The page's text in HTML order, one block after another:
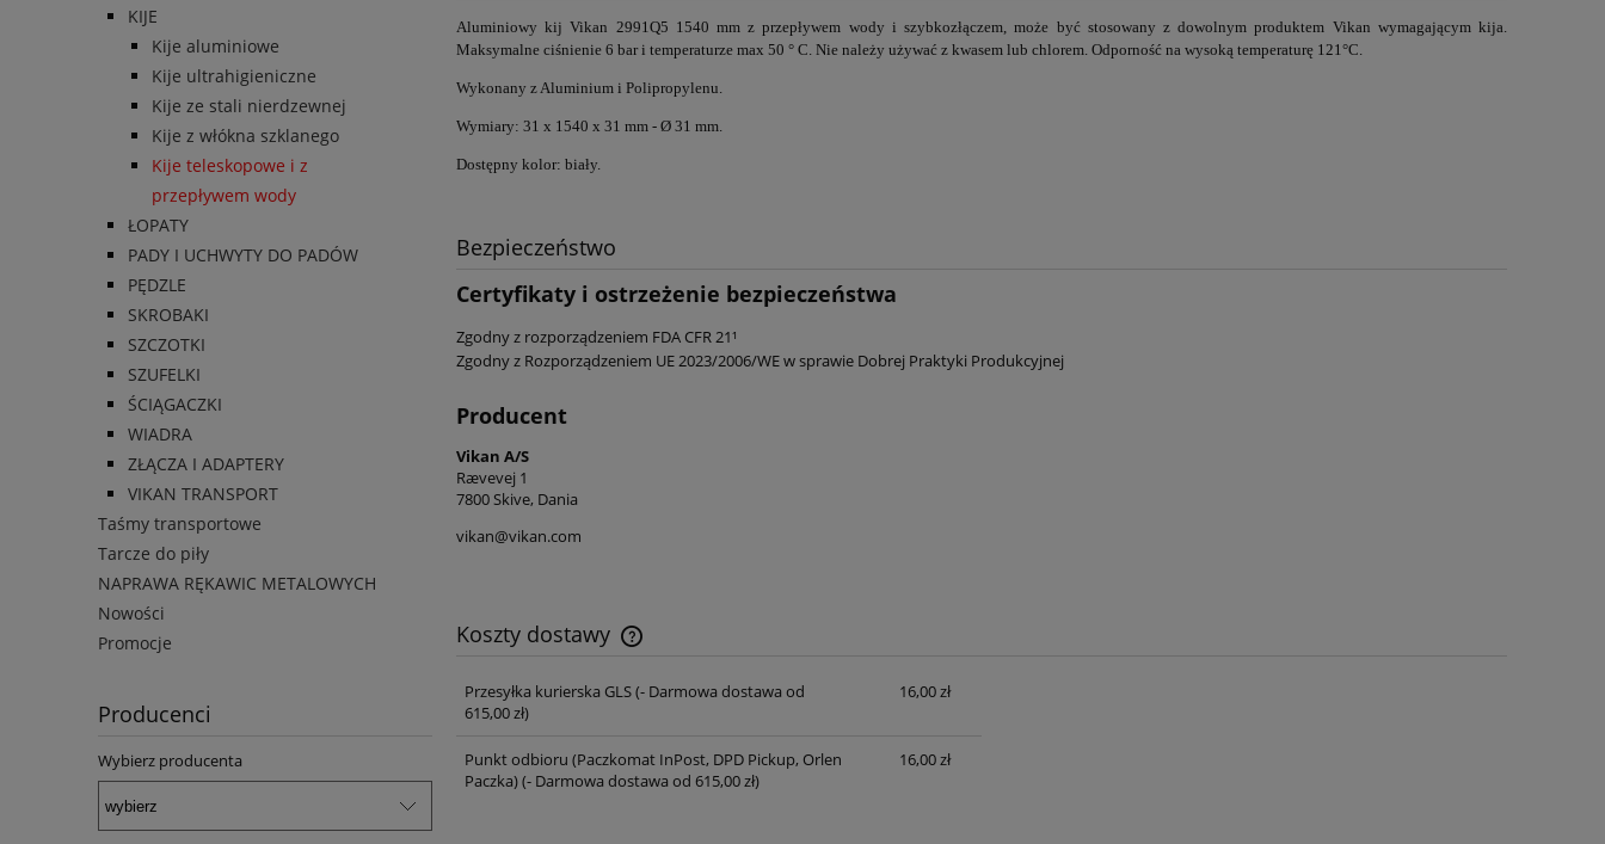
KIJE
Kije aluminiowe
Kije ultrahigieniczne
Kije ze stali nierdzewnej
Kije z włókna szklanego
Kije teleskopowe i z
przepływem wody
ŁOPATY
PADY I UCHWYTY DO PADÓW
PĘDZLE
SKROBAKI
SZCZOTKI
SZUFELKI
ŚCIĄGACZKI
WIADRA
ZŁĄCZA I ADAPTERY
VIKAN TRANSPORT
Taśmy transportowe
Tarcze do piły
NAPRAWA RĘKAWIC METALOWYCH
Nowości
Promocje
Producenci
Wybierz producenta
Aluminiowy kij Vikan 2991Q5 1540 mm z przepływem wody i szybkozłączem, może być stosowany z dowolnym produktem Vikan wymagającym kija.
Maksymalne ciśnienie 6 bar i temperaturze max 50 ° C. Nie należy używać z kwasem lub chlorem. Odporność na wysoką temperaturę 121°C.
Wykonany z Aluminium i Polipropylenu.
Wymiary: 31 x 1540 x 31 mm - Ø 31 mm.
Dostępny kolor: biały.
Bezpieczeństwo
Certyfikaty i ostrzeżenie bezpieczeństwa
Zgodny z rozporządzeniem FDA CFR 21¹
Zgodny z Rozporządzeniem UE 2023/2006/WE w sprawie Dobrej Praktyki Produkcyjnej
Producent
Vikan A/S
Rævevej 1
7800 Skive, Dania
vikan@vikan.com
Koszty dostawy
Cena nie zawiera ewentualnych kosztów
Przesyłka kurierska GLS(- Darmowa dostawa od
615,00 zł)
16,00 zł
Punkt odbioru (Paczkomat InPost, DPD Pickup, Orlen
Paczka)(- Darmowa dostawa od 615,00 zł)
16,00 zł